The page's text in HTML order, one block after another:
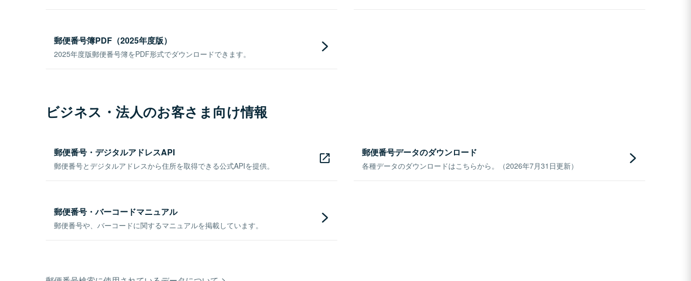
郵便番号簿PDF（2025年度版）
2025年度版郵便番号簿をPDF形式でダウンロードできます。
ビジネス・法人のお客さま向け情報
郵便番号・デジタルアドレスAPI
郵便番号とデジタルアドレスから住所を取得できる公式APIを提供。
郵便番号データのダウンロード
各種データのダウンロードはこちらから。（2026年7月31日更新）
郵便番号・バーコードマニュアル
郵便番号や、バーコードに関するマニュアルを掲載しています。